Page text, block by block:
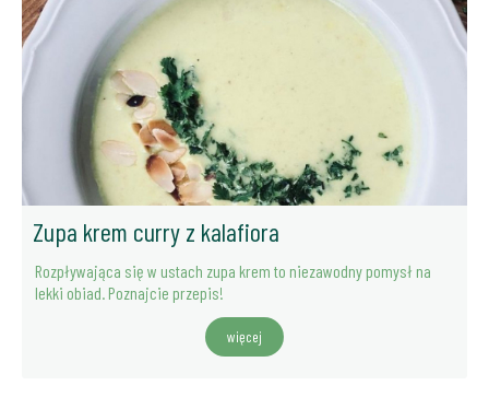
Zupa krem curry z kalafiora
Rozpływająca się w ustach zupa krem to niezawodny pomysł na
lekki obiad. Poznajcie przepis!
więcej